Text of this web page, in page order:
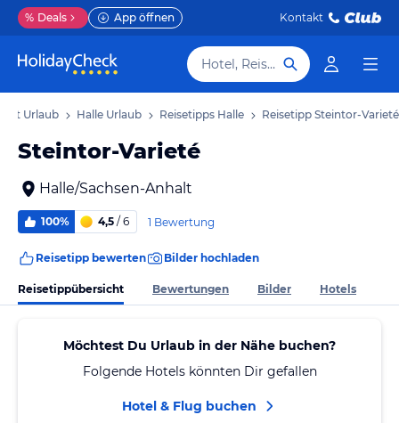
% Deals App öffnen Kontakt
Hotel, Reiseziel
Urlaub Halle Urlaub Reisetipps Halle Reisetipp Steintor-Varieté
Steintor-Varieté
Halle/Sachsen-Anhalt
100% 4,5 / 6 1 Bewertung
Reisetipp bewerten Bilder hochladen
Reisetippübersicht Bewertungen Bilder Hotels
Möchtest Du Urlaub in der Nähe buchen?
Folgende Hotels könnten Dir gefallen
Hotel & Flug buchen